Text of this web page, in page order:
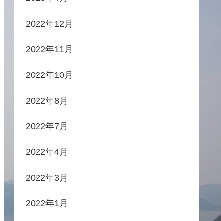
2022年12月
2022年11月
2022年10月
2022年8月
2022年7月
2022年4月
2022年3月
2022年1月